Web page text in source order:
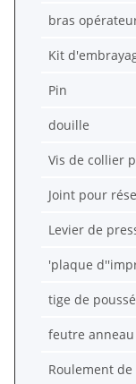
bras
Kit
Pin
douille
Vis de collier
Joint pour
Levier de
'plaque
tige de
feutre anneau
Roulement